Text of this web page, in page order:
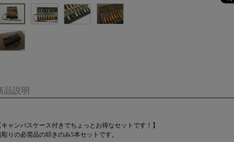
品説明
キャンバスケース付きでちょっとお得なセットです！】
彫りの必需品の叩きのみ5本セットです。